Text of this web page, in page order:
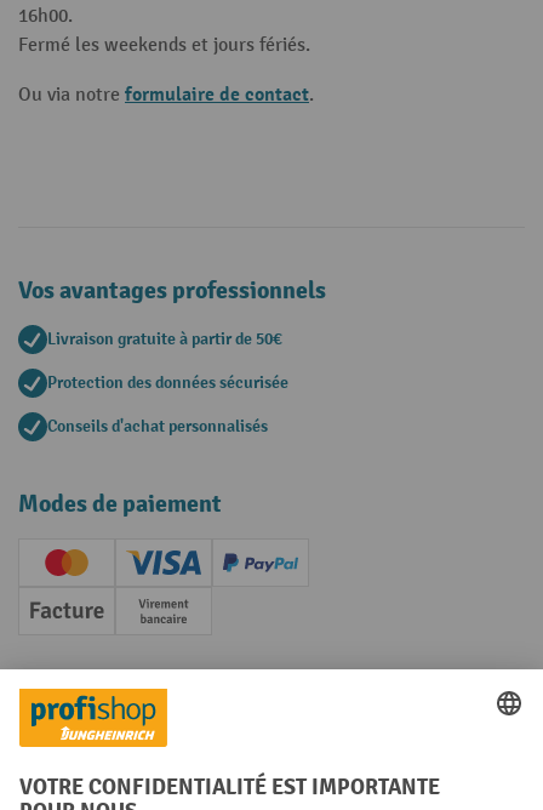
16h00.
Fermé les weekends et jours fériés.
Ou via notre formulaire de contact.
Vos avantages professionnels
Livraison gratuite à partir de 50€
Protection des données sécurisée
Conseils d'achat personnalisés
Modes de paiement
Creditcard (Master)Creditcard (Visa)
PayPal
Facture Paiement anticipé
Réseaux sociaux
Facebook
YouTube
LinkedInInstagram